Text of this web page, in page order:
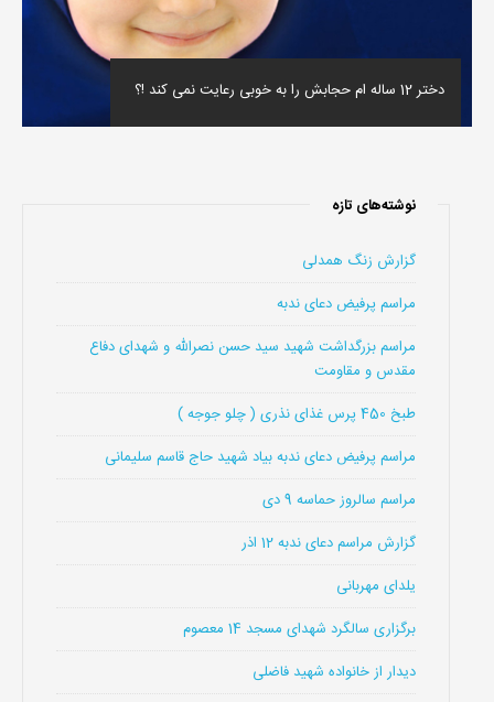
دختر 12 ساله ام حجابش را به خوبی رعایت نمی کند !؟
نوشته‌های تازه
گزارش زنگ همدلی
مراسم پرفیض دعای ندبه
مراسم بزرگداشت شهید سید حسن نصرالله و شهدای دفاع
مقدس و مقاومت
طبخ 450 پرس غذای نذری ( چلو جوجه )
مراسم پرفیض دعای ندبه بیاد شهید حاج قاسم سلیمانی
مراسم سالروز حماسه 9 دی
گزارش مراسم دعای ندبه 12 اذر
یلدای مهربانی
برگزاری سالگرد شهدای مسجد 14 معصوم
دیدار از خانواده شهید فاضلی